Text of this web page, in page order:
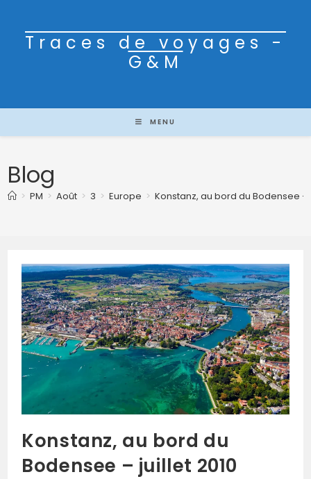
Traces de voyages -
G&M
MENU
Blog
> PM > Août > 3 > Europe > Konstanz, au bord du Bodensee –
Konstanz, au bord du
Bodensee – juillet 2010